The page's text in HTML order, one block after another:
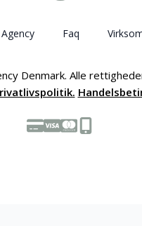
Faq
Denmark. Alle